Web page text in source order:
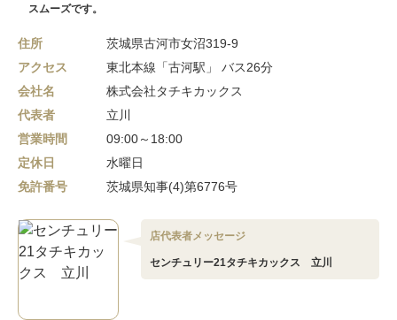
スムーズです。
住所
茨城県古河市女沼319-9
アクセス
東北本線「古河駅」 バス26分
会社名
株式会社タチキカックス
代表者
立川
営業時間
09:00～18:00
定休日
水曜日
免許番号
茨城県知事(4)第6776号
店代表者メッセージ
センチュリー21タチキカックス 立川